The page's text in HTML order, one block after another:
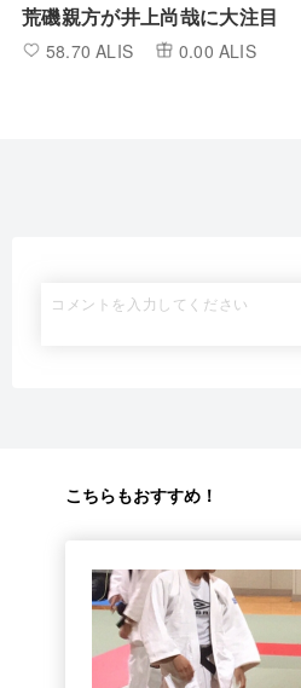
荒磯親方が井上尚哉に大注目
58.70 ALIS 0.00 ALIS
こちらもおすすめ！